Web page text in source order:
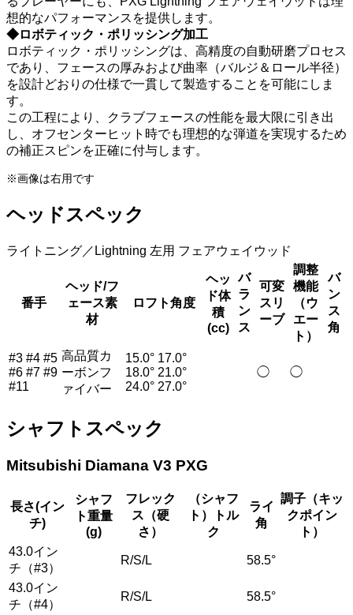
想的なパフォーマンスを提供します。
◆ロボティック・ポリッシング加工
ロボティック・ポリッシングは、高精度の自動研磨プロセス
であり、フェースの厚みおよび曲率（バルジ＆ロール半径）
を設計どおりの仕様で一貫して製造することを可能にしま
す。
この工程により、クラブフェースの性能を最大限に引き出
し、オフセンターヒット時でも理想的な弾道を実現するため
の補正スピンを正確に付与します。
※画像は右用です
ヘッドスペック
ライトニング／Lightning 左用 フェアウェイウッド
番手
ヘッド/フ
ェース素
材
ロフト角度
ヘッ
ド体
積
(cc)
バ
ラ
ン
ス
可変
スリ
ーブ
調整
機能
（ウ
エー
ト）
バ
ン
ス
角
#3 #4 #5
#6 #7 #9
#11
高品質カ
ーボンフ
ァイバー
15.0° 17.0°
18.0° 21.0°
24.0° 27.0°
◯ ◯
シャフトスペック
Mitsubishi Diamana V3 PXG
長さ(イン
チ)
シャフ
ト重量
(g)
フレック
ス（硬
さ）
（シャフ
ト）トル
ク
ライ
角
調子（キッ
クポイン
ト）
43.0イン
チ（#3）
R/S/L 58.5°
43.0イン
チ（#4）
R/S/L 58.5°